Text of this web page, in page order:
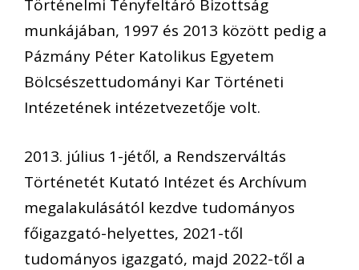
Történelmi Tényfeltáró Bizottság
munkájában, 1997 és 2013 között pedig a
Pázmány Péter Katolikus Egyetem
Bölcsészettudományi Kar Történeti
Intézetének intézetvezetője volt.
2013. július 1-jétől, a Rendszerváltás
Történetét Kutató Intézet és Archívum
megalakulásától kezdve tudományos
főigazgató-helyettes, 2021-től
tudományos igazgató, majd 2022-től a